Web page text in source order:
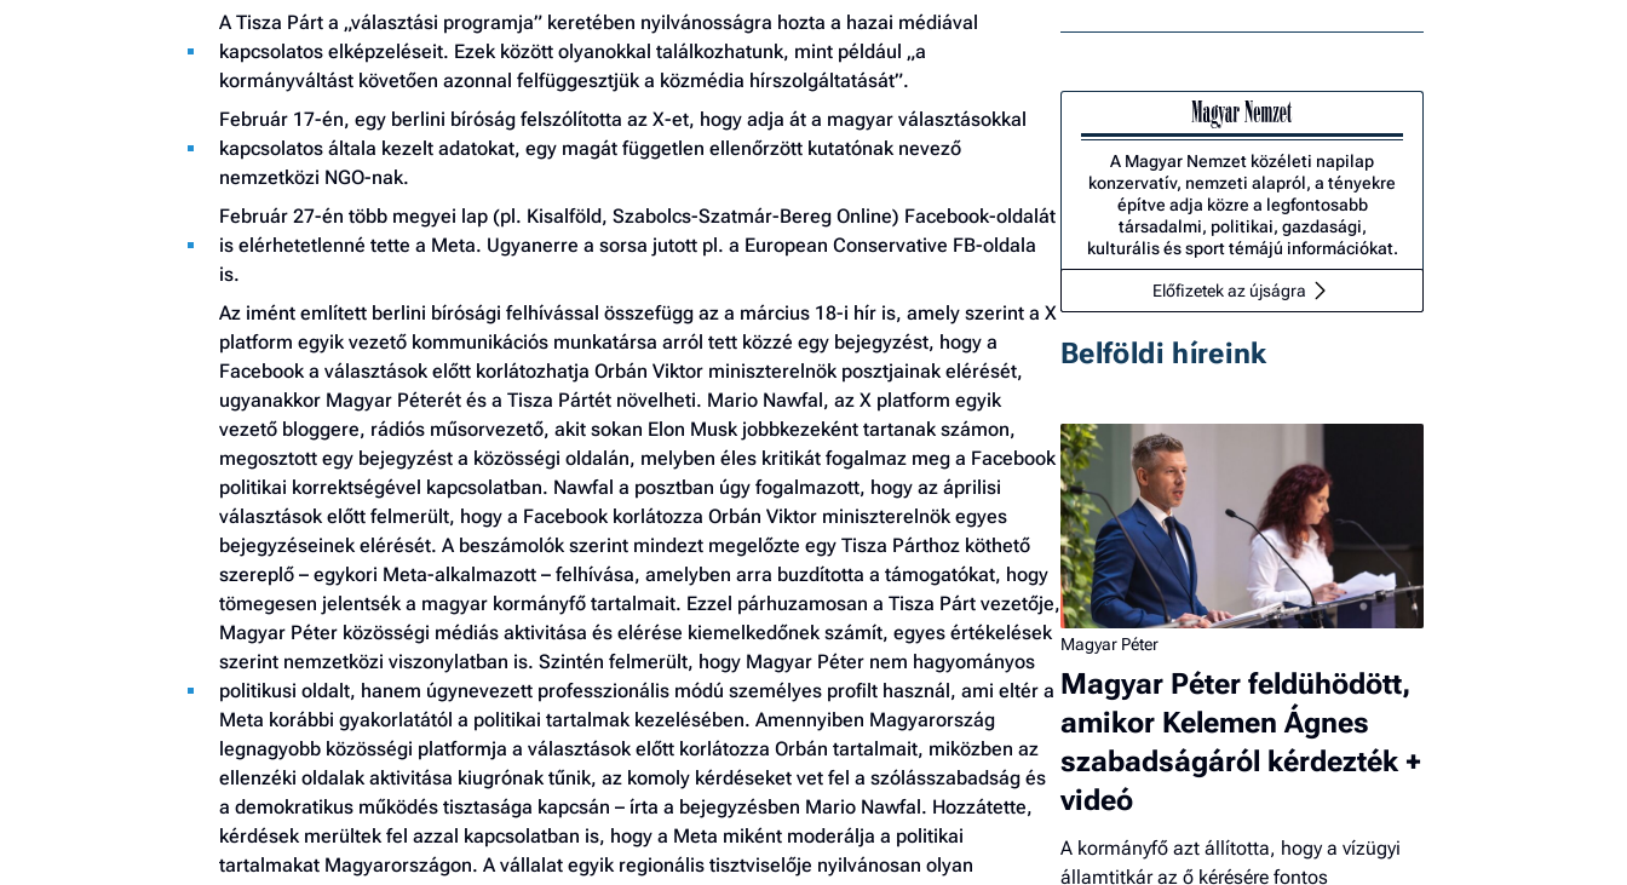
A Tisza Párt a „választási programja” keretében nyilvánosságra hozta a hazai médiával
kapcsolatos elképzeléseit. Ezek között olyanokkal találkozhatunk, mint például „a
kormányváltást követően azonnal felfüggesztjük a közmédia hírszolgáltatását”.
Február 17-én, egy berlini bíróság felszólította az X-et, hogy adja át a magyar választásokkal
kapcsolatos általa kezelt adatokat, egy magát független ellenőrzött kutatónak nevező
nemzetközi NGO-nak.
Február 27-én több megyei lap (pl. Kisalföld, Szabolcs-Szatmár-Bereg Online) Facebook-oldalát
is elérhetetlenné tette a Meta. Ugyanerre a sorsa jutott pl. a European Conservative FB-oldala
is.
Az imént említett berlini bírósági felhívással összefügg az a március 18-i hír is, amely szerint a X
platform egyik vezető kommunikációs munkatársa arról tett közzé egy bejegyzést, hogy a
Facebook a választások előtt korlátozhatja Orbán Viktor miniszterelnök posztjainak elérését,
ugyanakkor Magyar Péterét és a Tisza Pártét növelheti. Mario Nawfal, az X platform egyik
vezető bloggere, rádiós műsorvezető, akit sokan Elon Musk jobbkezeként tartanak számon,
megosztott egy bejegyzést a közösségi oldalán, melyben éles kritikát fogalmaz meg a Facebook
politikai korrektségével kapcsolatban. Nawfal a posztban úgy fogalmazott, hogy az áprilisi
választások előtt felmerült, hogy a Facebook korlátozza Orbán Viktor miniszterelnök egyes
bejegyzéseinek elérését. A beszámolók szerint mindezt megelőzte egy Tisza Párthoz köthető
szereplő – egykori Meta-alkalmazott – felhívása, amelyben arra buzdította a támogatókat, hogy
tömegesen jelentsék a magyar kormányfő tartalmait. Ezzel párhuzamosan a Tisza Párt vezetője,
Magyar Péter közösségi médiás aktivitása és elérése kiemelkedőnek számít, egyes értékelések
szerint nemzetközi viszonylatban is. Szintén felmerült, hogy Magyar Péter nem hagyományos
politikusi oldalt, hanem úgynevezett professzionális módú személyes profilt használ, ami eltér a
Meta korábbi gyakorlatától a politikai tartalmak kezelésében. Amennyiben Magyarország
legnagyobb közösségi platformja a választások előtt korlátozza Orbán tartalmait, miközben az
ellenzéki oldalak aktivitása kiugrónak tűnik, az komoly kérdéseket vet fel a szólásszabadság és
a demokratikus működés tisztasága kapcsán – írta a bejegyzésben Mario Nawfal. Hozzátette,
kérdések merültek fel azzal kapcsolatban is, hogy a Meta miként moderálja a politikai
tartalmakat Magyarországon. A vállalat egyik regionális tisztviselője nyilvánosan olyan
A Magyar Nemzet közéleti napilap
konzervatív, nemzeti alapról, a tényekre
építve adja közre a legfontosabb
társadalmi, politikai, gazdasági,
kulturális és sport témájú információkat.
Előfizetek az újságra
Belföldi híreink
Magyar Péter
Magyar Péter feldühödött,
amikor Kelemen Ágnes
szabadságáról kérdezték +
videó
A kormányfő azt állította, hogy a vízügyi
államtitkár az ő kérésére fontos